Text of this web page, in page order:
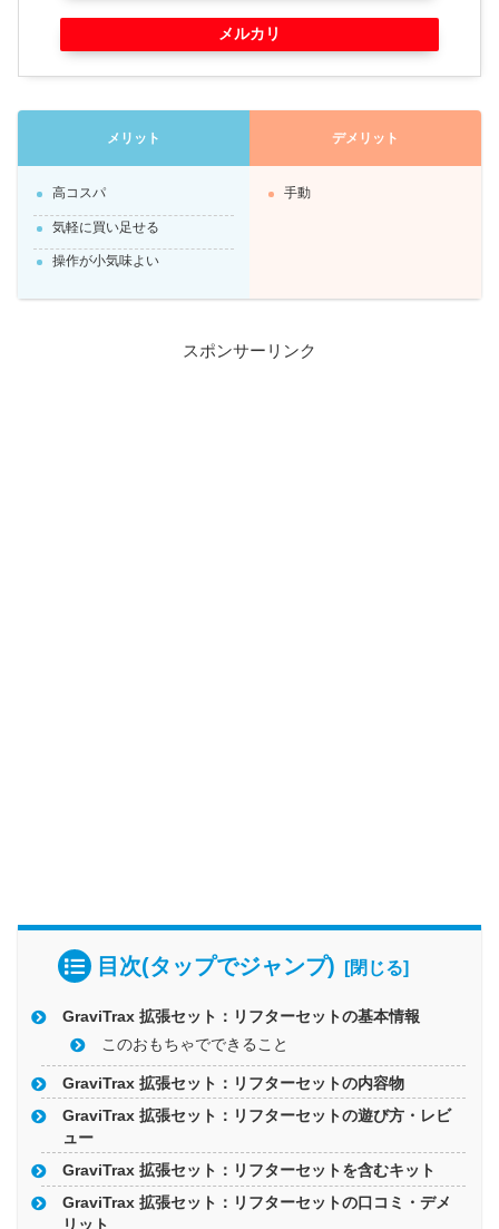
メルカリ
メリット
高コスパ
気軽に買い足せる
操作が小気味よい
デメリット
手動
スポンサーリンク
目次(タップでジャンプ)
GraviTrax 拡張セット：リフターセットの基本情報
このおもちゃでできること
GraviTrax 拡張セット：リフターセットの内容物
GraviTrax 拡張セット：リフターセットの遊び方・レビ
ュー
GraviTrax 拡張セット：リフターセットを含むキット
GraviTrax 拡張セット：リフターセットの口コミ・デメ
リット